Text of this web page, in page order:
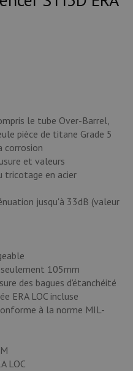
le tube Over-Barrel,
pièce de titane Grade 5
corrosion
et valeurs
tricotage en acier
jusqu'à 33dB (valeur
105mm
des bagues d'étanchéité
ERA LOC incluse
à la norme MIL-
LOC